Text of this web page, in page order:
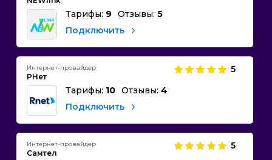
Тарифы: 9 Отзывы: 5
Подключить
Интернет-провайдер
РНет
5
Тарифы: 10 Отзывы: 4
Подключить
Интернет-провайдер
Самтел
5